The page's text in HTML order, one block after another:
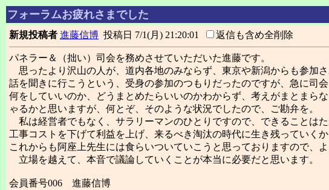
フォーラムお疲れさまでした
新規投稿者 進藤信博 投稿日 7/1(月) 21:20:01 返信も含め全削除
パネラー＆（拙い）司会を務めさせていただいた進藤です。
思ったより沢山の人が、道内各地のみならず、東京や新潟からも参加さ
話を聞きに行こうという、受身の参加のつもりだったのですが、急に司会
何をしていいのか、どうまとめたらいいのかわからず、考えがまとまら
ゃるかと思いますが、何とぞ、そのような状況でしたので、ご勘弁を。
私は経営者でもなく、サラリーマンのひとりですので、できることは
工事コストを下げて利益を上げ、来るべき淘汰の時代に生き残っていく
これからも阿座上先生には食らいついていこうと思っておりますので、よ
立場を越えて、本音で議論していくことが本当に必要だと思います。
会員番号006 進藤信博